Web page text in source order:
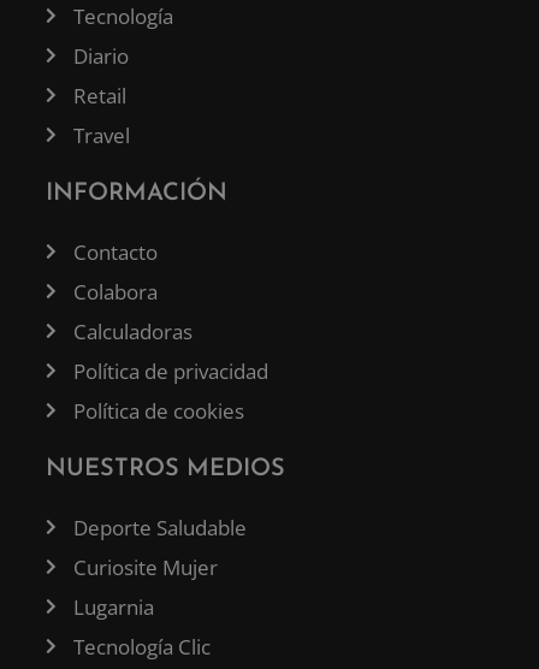
Tecnología
Diario
Retail
Travel
INFORMACIÓN
Contacto
Colabora
Calculadoras
Política de privacidad
Política de cookies
NUESTROS MEDIOS
Deporte Saludable
Curiosite Mujer
Lugarnia
Tecnología Clic